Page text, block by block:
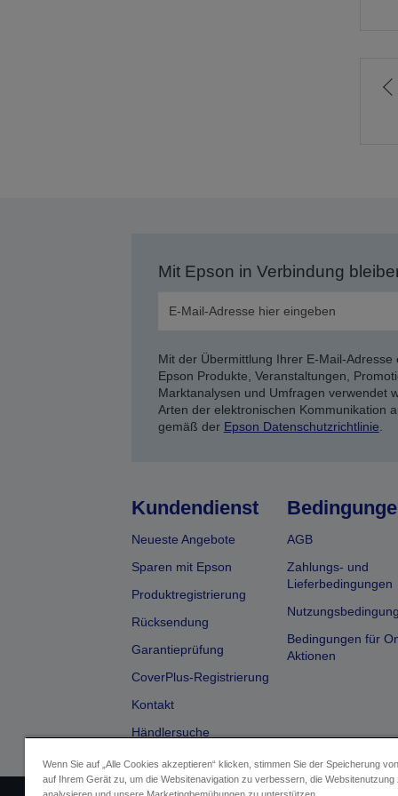
Mit Epson in Verbindung
Mit der Übermittlung Ihrer E-Mail-
Epson Produkte, Veranstaltungen,
Marktanalysen und Umfragen verwendet
Arten der elektronischen Kommunikation
gemäß der Epson Datenschutzrichtlinie.
Kundendienst
Neueste Angebote
Sparen mit Epson
Produktregistrierung
Rücksendung
Garantieprüfung
CoverPlus-Registrierung
Kontakt
Händlersuche
AGB
Zahlungs- und
Lieferbedingungen
Bedingungen für
Aktionen
Wenn Sie auf „Alle Cookies akzeptieren“ klicken, stimmen Sie der Speicherung
auf Ihrem Gerät zu, um die Websitenavigation zu verbessern, die Websitenutzung